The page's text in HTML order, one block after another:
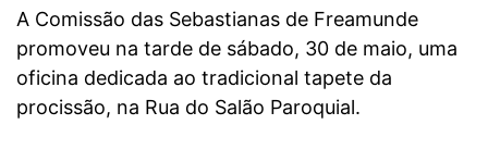
A Comissão das Sebastianas de Freamunde
promoveu na tarde de sábado, 30 de maio, uma
oficina dedicada ao tradicional tapete da
procissão, na Rua do Salão Paroquial.